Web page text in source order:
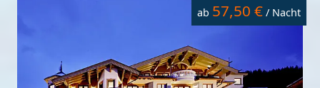
ab 57,50 € / Nacht